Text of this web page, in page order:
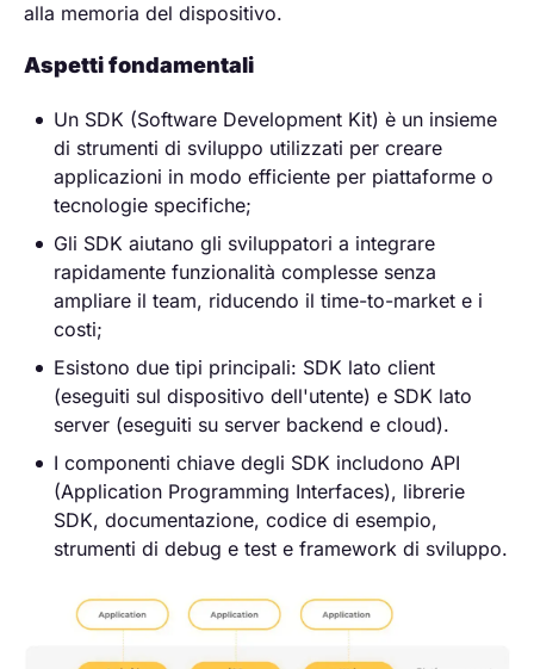
alla memoria del dispositivo.
Aspetti fondamentali
Un SDK (Software Development Kit) è un insieme
di strumenti di sviluppo utilizzati per creare
applicazioni in modo efficiente per piattaforme o
tecnologie specifiche;
Gli SDK aiutano gli sviluppatori a integrare
rapidamente funzionalità complesse senza
ampliare il team, riducendo il time-to-market e i
costi;
Esistono due tipi principali: SDK lato client
(eseguiti sul dispositivo dell'utente) e SDK lato
server (eseguiti su server backend e cloud).
I componenti chiave degli SDK includono API
(Application Programming Interfaces), librerie
SDK, documentazione, codice di esempio,
strumenti di debug e test e framework di sviluppo.